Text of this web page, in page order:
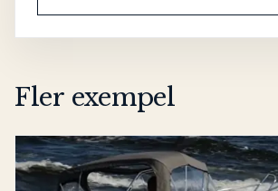
Fler exempel